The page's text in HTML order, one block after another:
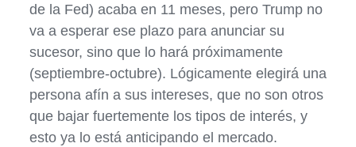
de la Fed) acaba en 11 meses, pero Trump no
va a esperar ese plazo para anunciar su
sucesor, sino que lo hará próximamente
(septiembre-octubre). Lógicamente elegirá una
persona afín a sus intereses, que no son otros
que bajar fuertemente los tipos de interés, y
esto ya lo está anticipando el mercado.